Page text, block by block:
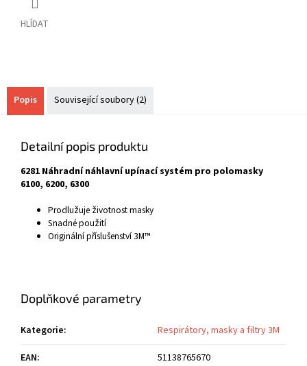
HLÍDAT
Popis Související soubory (2)
Detailní popis produktu
6281 Náhradní náhlavní upínací systém pro polomasky
6100, 6200, 6300
Prodlužuje životnost masky
Snadné použití
Originální příslušenství 3M™
Doplňkové parametry
Kategorie:
Respirátory, masky a filtry 3M
EAN: 51138765670